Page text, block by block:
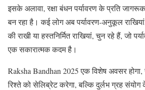
इसके अलावा, रक्षा बंधन पर्यावरण के प्रति
बन रहा है। कई लोग अब पर्यावरण-अनुकूल
की राखी या हस्तनिर्मित राखियां, चुन रहे हैं, जो
एक सकारात्मक कदम है।
Raksha Bandhan 2025 एक विशेष अवसर
रिश्ते को सेलिब्रेट करेगा, बल्कि दुर्लभ ग्रह